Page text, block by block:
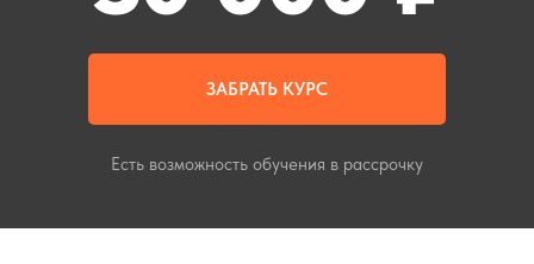
ЗАБРАТЬ КУРС
Есть возможность обучения в рассрочку